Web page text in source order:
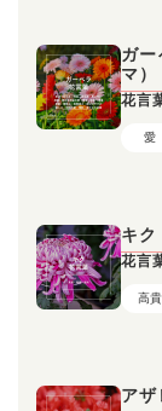
ガ
マ）
花言
愛
キ
花言
高貴
ア